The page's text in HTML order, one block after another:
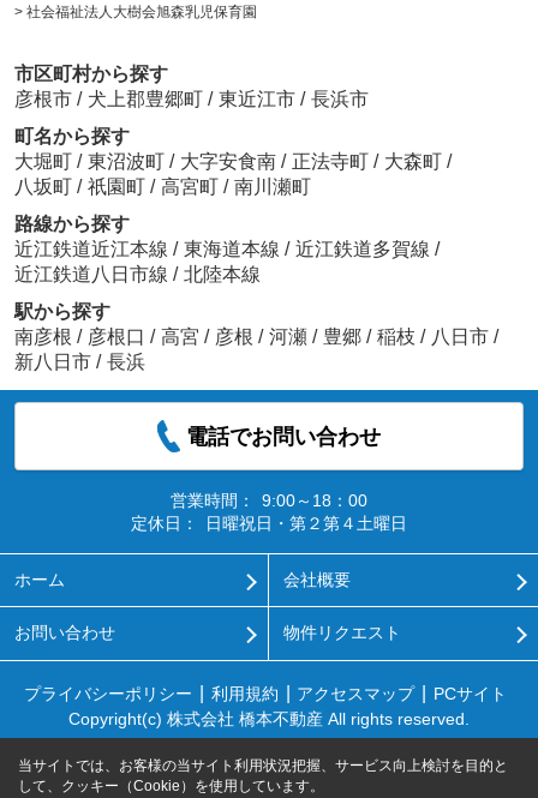
> 社会福祉法人大樹会旭森乳児保育園
市区町村から探す
彦根市 / 犬上郡豊郷町 / 東近江市 / 長浜市
町名から探す
大堀町 / 東沼波町 / 大字安食南 / 正法寺町 / 大森町 /
八坂町 / 祇園町 / 高宮町 / 南川瀬町
路線から探す
近江鉄道近江本線 / 東海道本線 / 近江鉄道多賀線 /
近江鉄道八日市線 / 北陸本線
駅から探す
南彦根 / 彦根口 / 高宮 / 彦根 / 河瀬 / 豊郷 / 稲枝 / 八日市 /
新八日市 / 長浜
電話でお問い合わせ
営業時間：
9:00～18：00
定休日：
日曜祝日・第２第４土曜日
ホーム 会社概要
お問い合わせ 物件リクエスト
プライバシーポリシー 利用規約 アクセスマップ
PCサイト
Copyright(c) 株式会社 橋本不動産 All rights reserved.
当サイトでは、お客様の当サイト利用状況把握、サービス向上検討を目的と
して、クッキー（Cookie）を使用しています。